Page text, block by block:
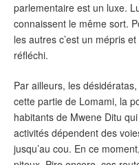
parlementaire est un luxe.
connaissent le même sort.
les autres c’est un mépris
réfléchi.
Par ailleurs, les
cette partie de Lomami, la
habitants de Mwene Ditu
activités dépendent des
jusqu’au cou. En ce